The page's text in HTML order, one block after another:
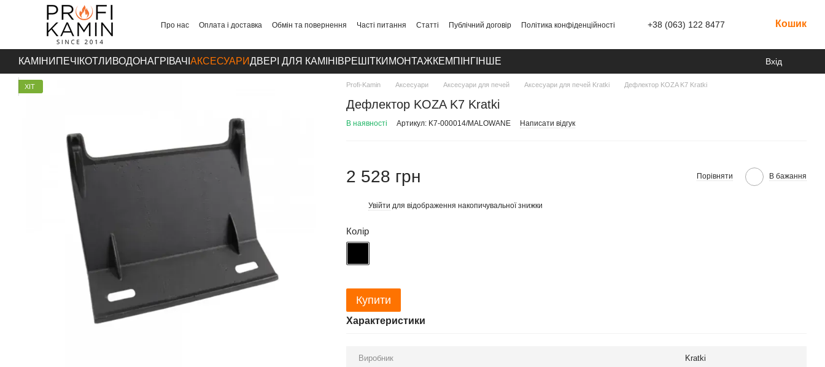
Перейти до основного контенту
Про нас Оплата і доставка Обмін та повернення Часті питання Статті Публічний договір
Політика конфіденційності
+38 (063) 122 8477 Кошик
КАМІНИ ПЕЧІ КОТЛИ ВОДОНАГРІВАЧІ АКСЕСУАРИДВЕРІ ДЛЯ КАМІНІВРЕШІТКИ МОНТАЖКЕМПІНГ ІНШЕ Вхід
ХІТ Profi-Kamin Аксесуари Аксесуари для печей Аксесуари для печей Kratki Дефлектор KOZA K7 Kratki
Дефлектор KOZA K7 Kratki
В наявності Артикул: K7-000014/MALOWANE Написати відгук
2 528 грн Порівняти В бажання
Увійти для відображення накопичувальної знижки
Колір
Купити
Характеристики
Виробник Kratki